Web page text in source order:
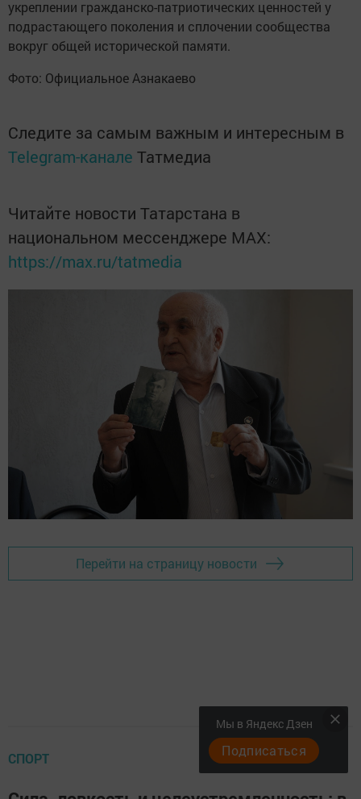
укреплении гражданско-патриотических ценностей у
подрастающего поколения и сплочении сообщества
вокруг общей исторической памяти.
Фото: Официальное Азнакаево
Следите за самым важным и интересным в
Telegram-канале Татмедиа
Читайте новости Татарстана в
национальном мессенджере MАХ:
https://max.ru/tatmedia
Перейти на страницу новости
СПОРТ
Мы в Яндекс Дзен
Подписаться